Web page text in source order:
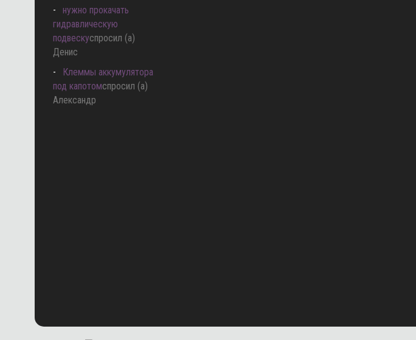
нужно прокачать
гидравлическую
подвескуспросил (а)
Денис
Клеммы аккумулятора
под капотомспросил (а)
Александр